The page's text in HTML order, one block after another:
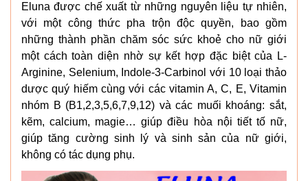
Eluna được chế xuất từ những nguyên liệu tự nhiên,
với một công thức pha trộn độc quyền, bao gồm
những thành phần chăm sóc sức khoẻ cho nữ giới
một cách toàn diện nhờ sự kết hợp đặc biệt của L-
Arginine, Selenium, Indole-3-Carbinol với 10 loại thảo
dược quý hiếm cùng với các vitamin A, C, E, Vitamin
nhóm B (B1,2,3,5,6,7,9,12) và các muối khoáng: sắt,
kẽm, calcium, magie… giúp điều hòa nội tiết tố nữ,
giúp tăng cường sinh lý và sinh sản của nữ giới,
không có tác dụng phụ.